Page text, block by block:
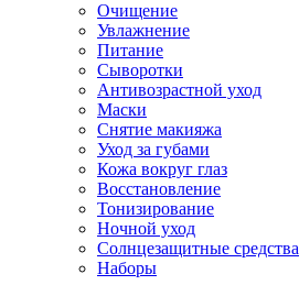
Очищение
Увлажнение
Питание
Сыворотки
Антивозрастной уход
Маски
Снятие макияжа
Уход за губами
Кожа вокруг глаз
Восстановление
Тонизирование
Ночной уход
Солнцезащитные средства
Наборы